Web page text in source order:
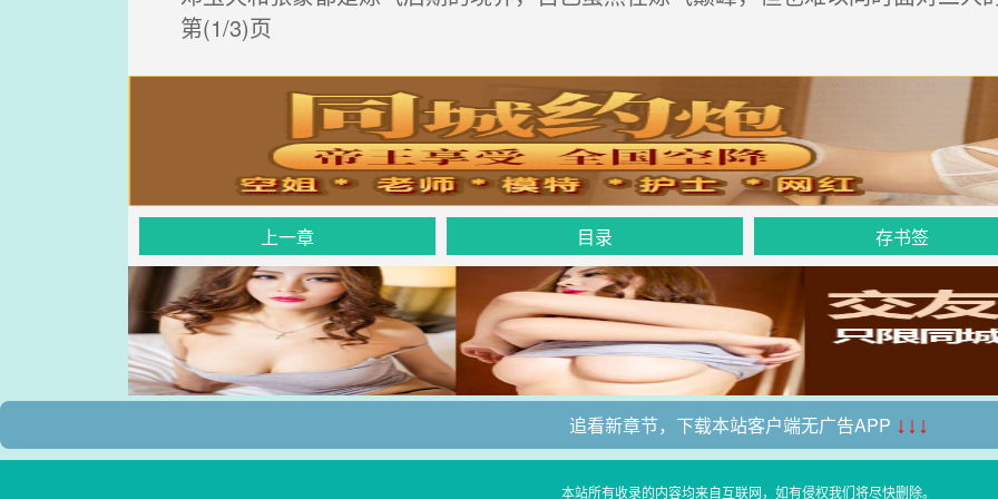
第(1/3)页
上一章 目录 存书签
追看新章节，下载本站客户端无广告APP ↓↓↓
本站所有收录的内容均来自互联网，如有侵权我们将尽快删除。